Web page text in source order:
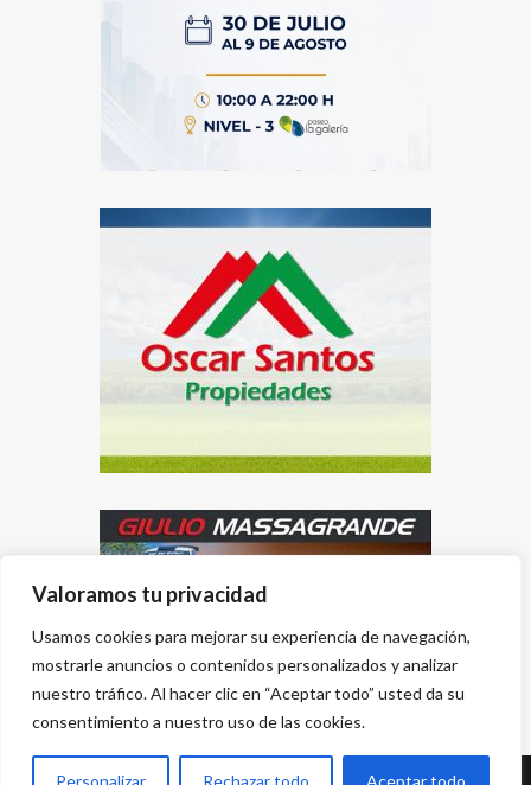
Valoramos tu privacidad
Usamos cookies para mejorar su experiencia de navegación,
mostrarle anuncios o contenidos personalizados y analizar
nuestro tráfico. Al hacer clic en “Aceptar todo” usted da su
consentimiento a nuestro uso de las cookies.
Personalizar Rechazar todo Aceptar todo